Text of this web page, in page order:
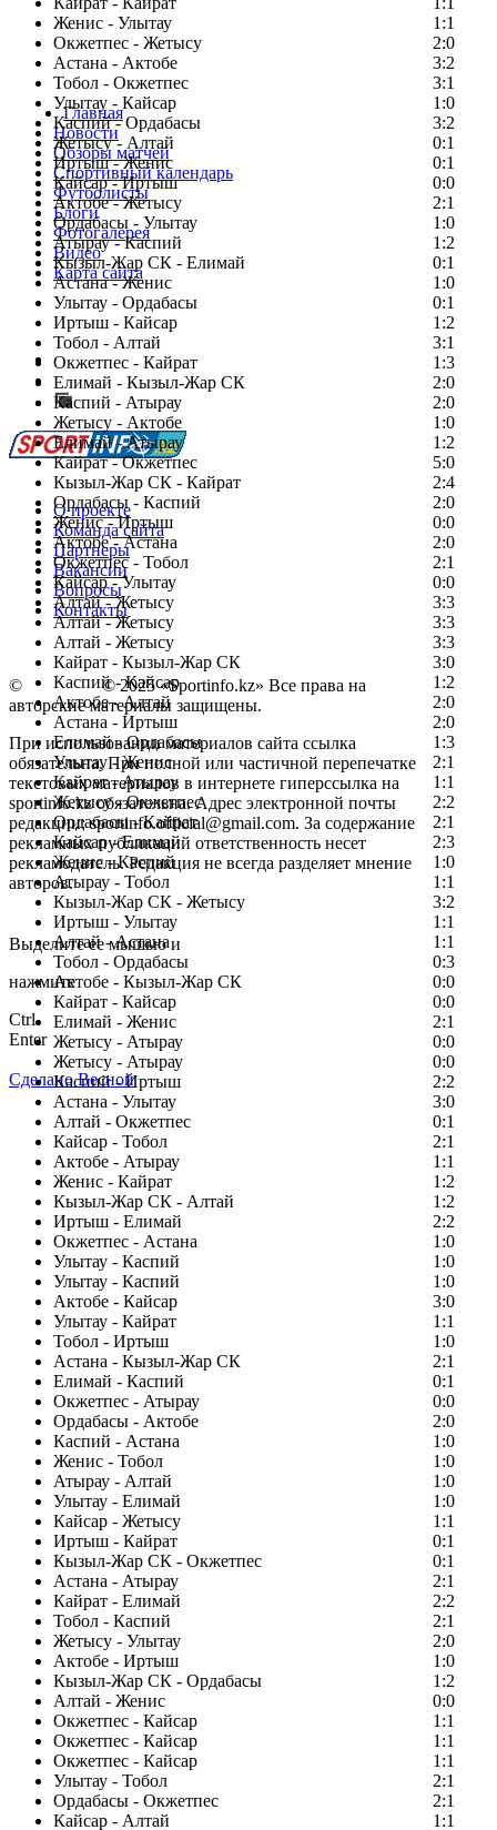
Женис - Улытау
1:1
Окжетпес - Жетысу
2:0
Астана - Актобе
3:2
Тобол - Окжетпес
3:1
Улытау - Кайсар
1:0
Каспий - Ордабасы
3:2
Жетысу - Алтай
0:1
Иртыш - Женис
0:1
Кайсар - Иртыш
0:0
Актобе - Жетысу
2:1
Ордабасы - Улытау
1:0
Атырау - Каспий
1:2
Кызыл-Жар СК - Елимай
0:1
Астана - Женис
1:0
Улытау - Ордабасы
0:1
Иртыш - Кайсар
1:2
Тобол - Алтай
3:1
Окжетпес - Кайрат
1:3
Елимай - Кызыл-Жар СК
2:0
Каспий - Атырау
2:0
Жетысу - Актобе
1:0
Елимай - Атырау
1:2
Кайрат - Окжетпес
5:0
Кызыл-Жар СК - Кайрат
2:4
Ордабасы - Каспий
2:0
Женис - Иртыш
0:0
Актобе - Астана
2:0
Окжетпес - Тобол
2:1
Кайсар - Улытау
0:0
Алтай - Жетысу
3:3
Алтай - Жетысу
3:3
Алтай - Жетысу
3:3
Кайрат - Кызыл-Жар СК
3:0
Каспий - Кайсар
1:2
Актобе - Алтай
2:0
Астана - Иртыш
2:0
Елимай - Ордабасы
1:3
Улытау - Женис
2:1
Кайрат - Атырау
1:1
Жетысу - Окжетпес
2:2
Ордабасы - Кайрат
2:1
Кайсар - Елимай
2:3
Женис - Каспий
1:0
Атырау - Тобол
1:1
Кызыл-Жар СК - Жетысу
3:2
Иртыш - Улытау
1:1
Алтай - Астана
1:1
Тобол - Ордабасы
0:3
Актобе - Кызыл-Жар СК
0:0
Кайрат - Кайсар
0:0
Елимай - Женис
2:1
Жетысу - Атырау
0:0
Жетысу - Атырау
0:0
Каспий - Иртыш
2:2
Астана - Улытау
3:0
Алтай - Окжетпес
0:1
Кайсар - Тобол
2:1
Актобе - Атырау
1:1
Женис - Кайрат
1:2
Кызыл-Жар СК - Алтай
1:2
Иртыш - Елимай
2:2
Окжетпес - Астана
1:0
Улытау - Каспий
1:0
Улытау - Каспий
1:0
Актобе - Кайсар
3:0
Улытау - Кайрат
1:1
Тобол - Иртыш
1:0
Астана - Кызыл-Жар СК
2:1
Елимай - Каспий
0:1
Окжетпес - Атырау
0:0
Ордабасы - Актобе
2:0
Каспий - Астана
1:0
Женис - Тобол
1:0
Атырау - Алтай
1:0
Улытау - Елимай
1:0
Кайсар - Жетысу
1:1
Иртыш - Кайрат
0:1
Кызыл-Жар СК - Окжетпес
0:1
Астана - Атырау
2:1
Кайрат - Елимай
2:2
Тобол - Каспий
2:1
Жетысу - Улытау
2:0
Актобе - Иртыш
1:0
Кызыл-Жар СК - Ордабасы
1:2
Алтай - Женис
0:0
Окжетпес - Кайсар
1:1
Окжетпес - Кайсар
1:1
Окжетпес - Кайсар
1:1
Улытау - Тобол
2:1
Ордабасы - Окжетпес
2:1
Кайсар - Алтай
1:1
Главная
Новости
Обзоры матчей
Спортивный календарь
Футболисты
Блоги
Фотогалерея
Видео
Карта сайта
Есть идея?
Сообщить о мероприятии
Перейти на старый сайт
О проекте
Команда сайта
Партнеры
Вакансии
Вопросы
Контакты
© Copyright© 2025 «Sportinfo.kz» Все права на
авторские материалы защищены.
При использовании материалов сайта ссылка
обязательна. При полной или частичной перепечатке
текстовых материалов в интернете гиперссылка на
sportinfo.kz обязательна. Адрес электронной почты
редакции: sportinfo.official@gmail.com. За содержание
рекламных публикаций ответственность несет
рекламодатель. Редакция не всегда разделяет мнение
авторов.
Заметили ошибку в тексте?
Выделите ее мышью и
нажмите
Ctrl
Enter
Сделано Весной